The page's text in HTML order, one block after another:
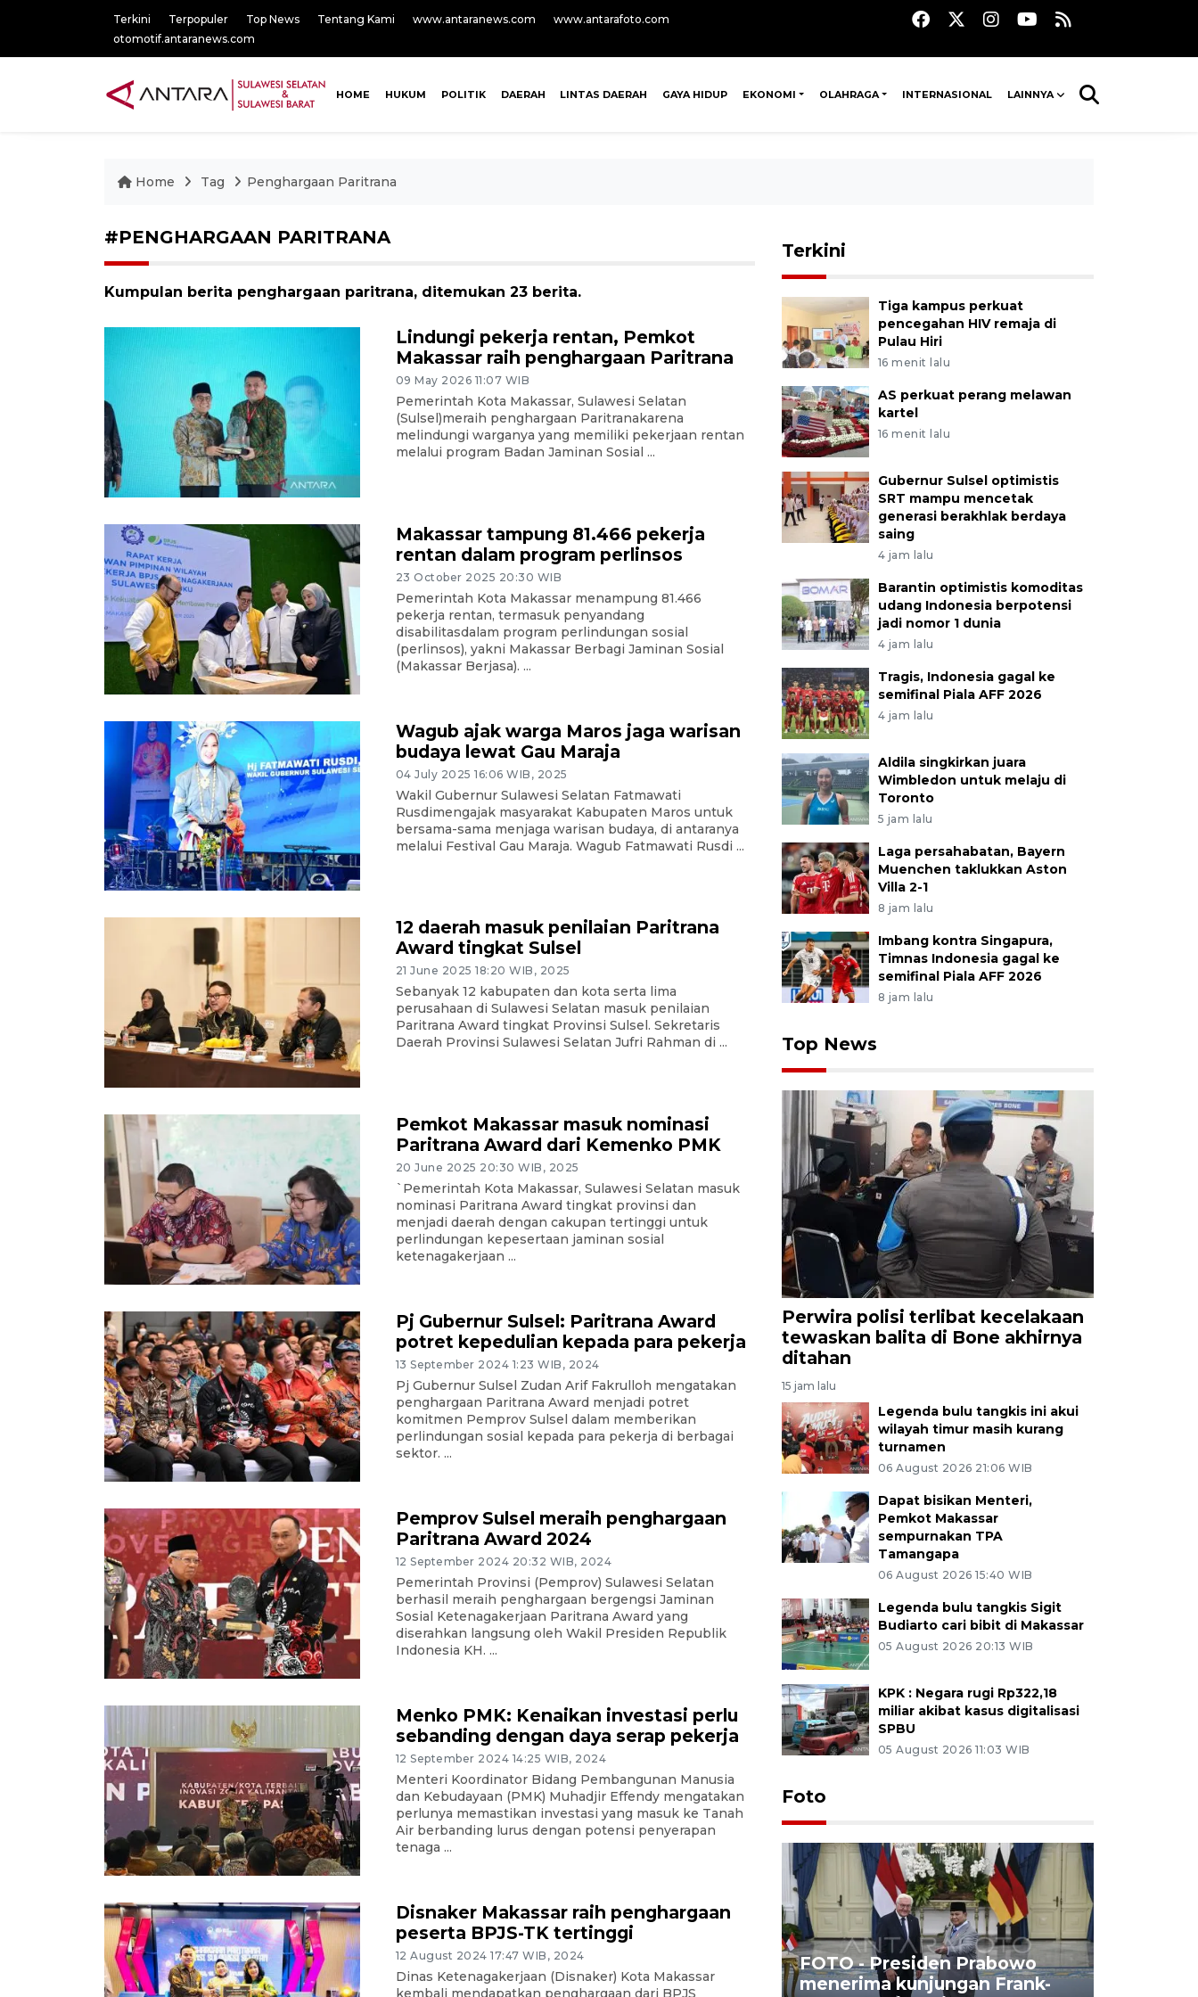
Terkini Terpopuler Top News Tentang Kami www.antaranews.com
www.antarafoto.com
otomotif.antaranews.com
HOME HUKUM POLITIK DAERAH LINTAS DAERAH GAYA HIDUP EKONOMI OLAHRAGA INTERNASIONAL LAINNYA
Home Tag Penghargaan Paritrana
#PENGHARGAAN PARITRANA
Kumpulan berita penghargaan paritrana, ditemukan 23 berita.
Lindungi pekerja rentan, Pemkot
Makassar raih penghargaan Paritrana
09 May 2026 11:07 WIB
Pemerintah Kota Makassar, Sulawesi Selatan
(Sulsel)meraih penghargaan Paritranakarena
melindungi warganya yang memiliki pekerjaan rentan
melalui program Badan Jaminan Sosial ...
Makassar tampung 81.466 pekerja
rentan dalam program perlinsos
23 October 2025 20:30 WIB
Pemerintah Kota Makassar menampung 81.466
pekerja rentan, termasuk penyandang
disabilitasdalam program perlindungan sosial
(perlinsos), yakni Makassar Berbagi Jaminan Sosial
(Makassar Berjasa). ...
Wagub ajak warga Maros jaga warisan
budaya lewat Gau Maraja
04 July 2025 16:06 WIB, 2025
Wakil Gubernur Sulawesi Selatan Fatmawati
Rusdimengajak masyarakat Kabupaten Maros untuk
bersama-sama menjaga warisan budaya, di antaranya
melalui Festival Gau Maraja. Wagub Fatmawati Rusdi ...
12 daerah masuk penilaian Paritrana
Award tingkat Sulsel
21 June 2025 18:20 WIB, 2025
Sebanyak 12 kabupaten dan kota serta lima
perusahaan di Sulawesi Selatan masuk penilaian
Paritrana Award tingkat Provinsi Sulsel. Sekretaris
Daerah Provinsi Sulawesi Selatan Jufri Rahman di ...
Pemkot Makassar masuk nominasi
Paritrana Award dari Kemenko PMK
20 June 2025 20:30 WIB, 2025
`Pemerintah Kota Makassar, Sulawesi Selatan masuk
nominasi Paritrana Award tingkat provinsi dan
menjadi daerah dengan cakupan tertinggi untuk
perlindungan kepesertaan jaminan sosial
ketenagakerjaan ...
Pj Gubernur Sulsel: Paritrana Award
potret kepedulian kepada para pekerja
13 September 2024 1:23 WIB, 2024
Pj Gubernur Sulsel Zudan Arif Fakrulloh mengatakan
penghargaan Paritrana Award menjadi potret
komitmen Pemprov Sulsel dalam memberikan
perlindungan sosial kepada para pekerja di berbagai
sektor. ...
Pemprov Sulsel meraih penghargaan
Paritrana Award 2024
12 September 2024 20:32 WIB, 2024
Pemerintah Provinsi (Pemprov) Sulawesi Selatan
berhasil meraih penghargaan bergengsi Jaminan
Sosial Ketenagakerjaan Paritrana Award yang
diserahkan langsung oleh Wakil Presiden Republik
Indonesia KH. ...
Menko PMK: Kenaikan investasi perlu
sebanding dengan daya serap pekerja
12 September 2024 14:25 WIB, 2024
Menteri Koordinator Bidang Pembangunan Manusia
dan Kebudayaan (PMK) Muhadjir Effendy mengatakan
perlunya memastikan investasi yang masuk ke Tanah
Air berbanding lurus dengan potensi penyerapan
tenaga ...
Disnaker Makassar raih penghargaan
peserta BPJS-TK tertinggi
12 August 2024 17:47 WIB, 2024
Dinas Ketenagakerjaan (Disnaker) Kota Makassar
kembali mendapatkan penghargaan dari BPJS
Terkini
Tiga kampus perkuat
pencegahan HIV remaja di
Pulau Hiri
16 menit lalu
AS perkuat perang melawan
kartel
16 menit lalu
Gubernur Sulsel optimistis
SRT mampu mencetak
generasi berakhlak berdaya
saing
4 jam lalu
Barantin optimistis komoditas
udang Indonesia berpotensi
jadi nomor 1 dunia
4 jam lalu
Tragis, Indonesia gagal ke
semifinal Piala AFF 2026
4 jam lalu
Aldila singkirkan juara
Wimbledon untuk melaju di
Toronto
5 jam lalu
Laga persahabatan, Bayern
Muenchen taklukkan Aston
Villa 2-1
8 jam lalu
Imbang kontra Singapura,
Timnas Indonesia gagal ke
semifinal Piala AFF 2026
8 jam lalu
Top News
Perwira polisi terlibat kecelakaan
tewaskan balita di Bone akhirnya
ditahan
15 jam lalu
Legenda bulu tangkis ini akui
wilayah timur masih kurang
turnamen
06 August 2026 21:06 WIB
Dapat bisikan Menteri,
Pemkot Makassar
sempurnakan TPA
Tamangapa
06 August 2026 15:40 WIB
Legenda bulu tangkis Sigit
Budiarto cari bibit di Makassar
05 August 2026 20:13 WIB
KPK : Negara rugi Rp322,18
miliar akibat kasus digitalisasi
SPBU
05 August 2026 11:03 WIB
Foto
FOTO - Kirab memperingati
HUT ke-80 Raja Keraton
FOTO - Presiden Prabowo
menerima kunjungan Frank-